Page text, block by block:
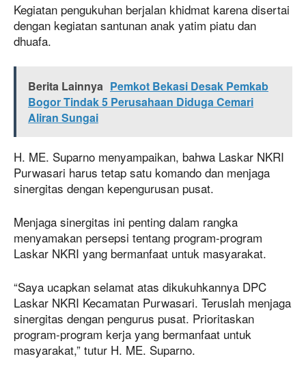
Kegiatan pengukuhan berjalan khidmat karena disertai
dengan kegiatan santunan anak yatim piatu dan
dhuafa.
Berita Lainnya Pemkot Bekasi Desak Pemkab
Bogor Tindak 5 Perusahaan Diduga Cemari
Aliran Sungai
H. ME. Suparno menyampaikan, bahwa Laskar NKRI
Purwasari harus tetap satu komando dan menjaga
sinergitas dengan kepengurusan pusat.
Menjaga sinergitas ini penting dalam rangka
menyamakan persepsi tentang program-program
Laskar NKRI yang bermanfaat untuk masyarakat.
“Saya ucapkan selamat atas dikukuhkannya DPC
Laskar NKRI Kecamatan Purwasari. Teruslah menjaga
sinergitas dengan pengurus pusat. Prioritaskan
program-program kerja yang bermanfaat untuk
masyarakat,” tutur H. ME. Suparno.